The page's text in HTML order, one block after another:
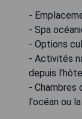
-
- Spa
- Options
- Activités
depuis
- Chambres
l'océan ou